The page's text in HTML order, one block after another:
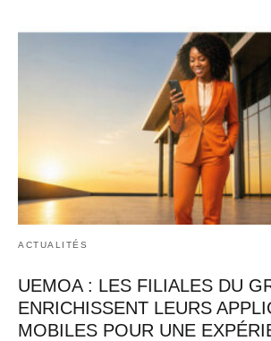
ACTUALITÉS
UEMOA : LES FILIALES DU
ENRICHISSENT LEURS
MOBILES POUR UNE